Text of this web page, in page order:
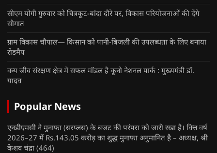
सीएम योगी गुरुवार को चित्रकूट-बांदा दौरे पर, विकास परियोजनाओं की देंगे
सौगात
ग्राम विकास चौपाल— किसान को पानी-बिजली की उपलब्धता के लिए बनाया
रोडमैप
वन्य जीव संरक्षण क्षेत्र में सफल मॉडल है कूनो नेशनल पार्क : मुख्यमंत्री डॉ.
यादव
Popular News
एनडीएमसी ने मुनाफा (सरप्लस) के बजट की परंपरा को जारी रखा है। वित्त वर्ष
2026–27 में Rs.143.05 करोड़ का शुद्ध मुनाफा अनुमानित है – अध्यक्ष, श्री
केशव चंद्रा (464)